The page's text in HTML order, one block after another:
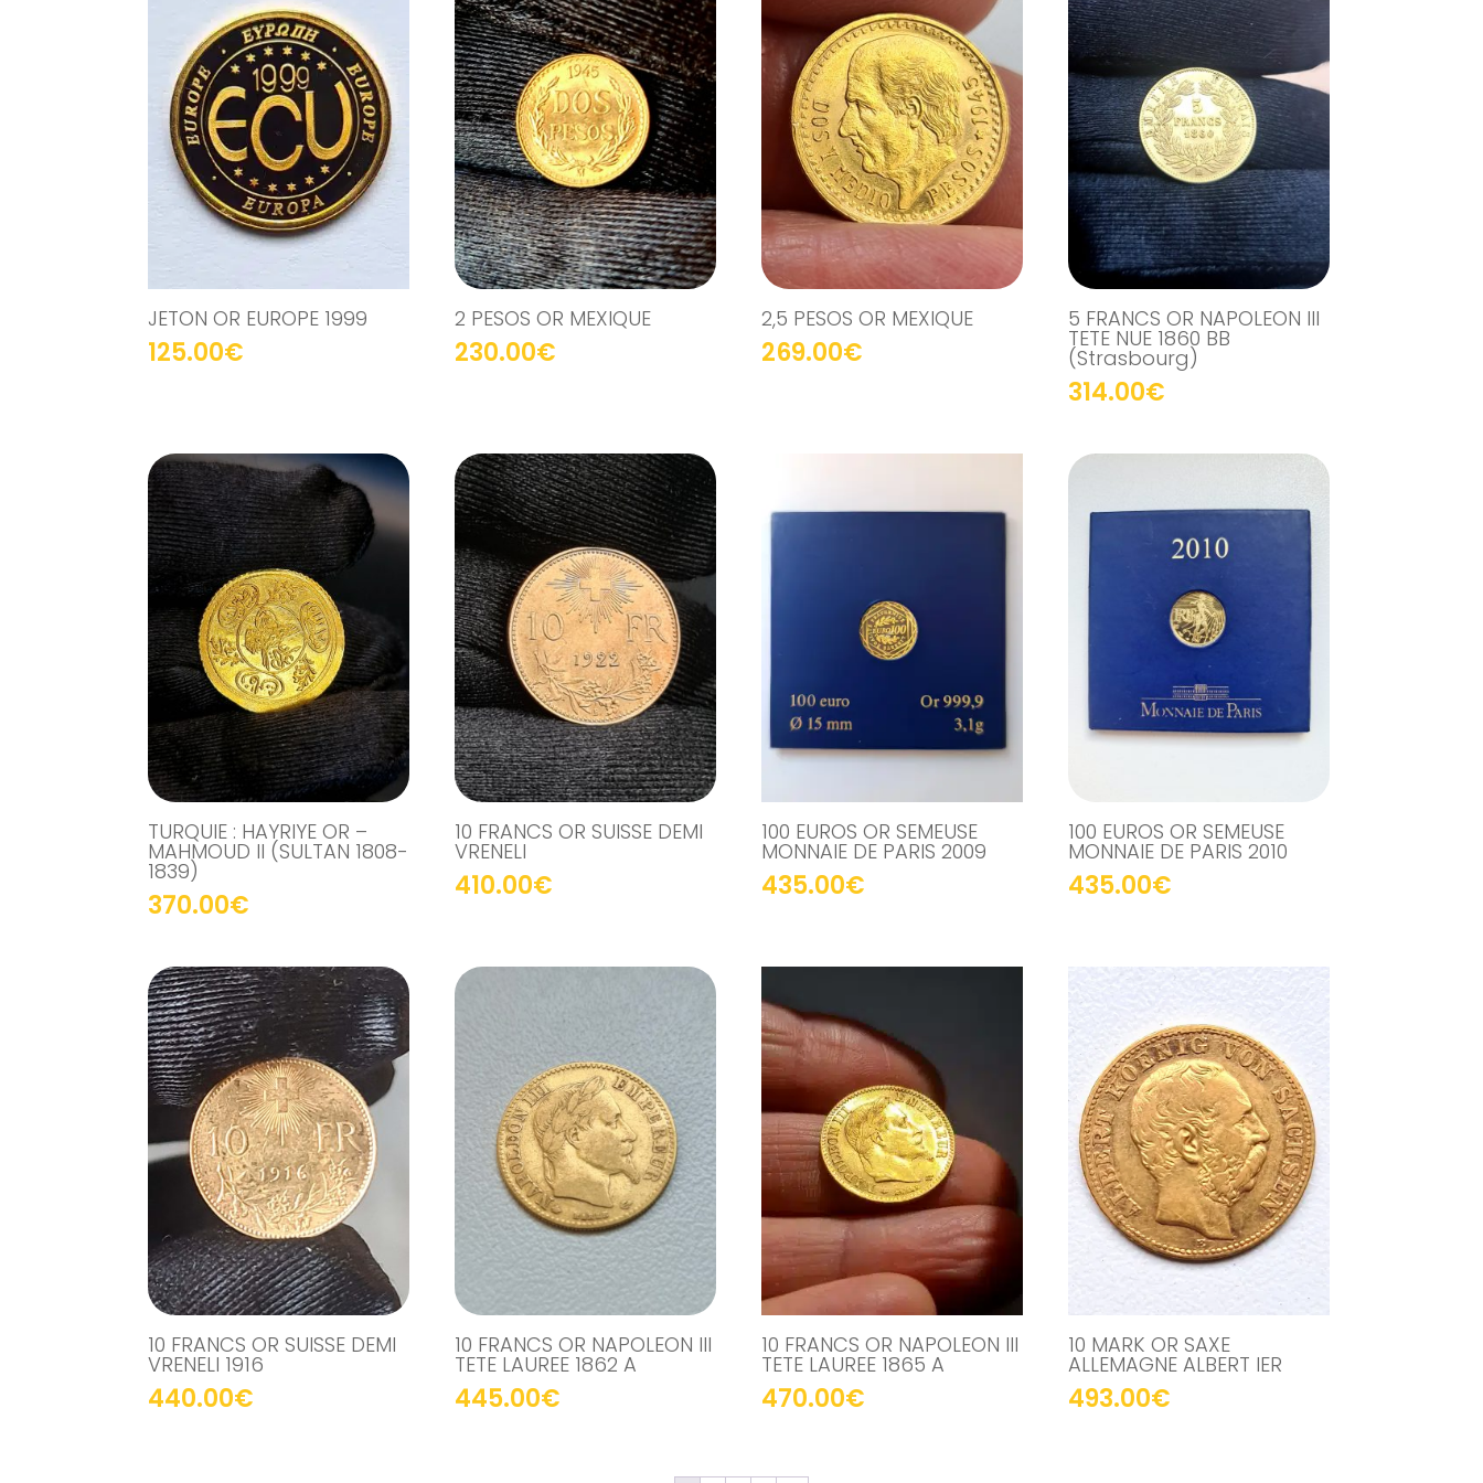
JETON OR EUROPE 1999
125.00€
2 PESOS OR MEXIQUE
230.00€
2,5 PESOS OR MEXIQUE
269.00€
5 FRANCS OR NAPOLEON III
TETE NUE 1860 BB
(Strasbourg)
314.00€
TURQUIE : HAYRIYE OR –
MAHMOUD II (SULTAN 1808-
1839)
370.00€
10 FRANCS OR SUISSE DEMI
VRENELI
410.00€
100 EUROS OR SEMEUSE
MONNAIE DE PARIS 2009
435.00€
100 EUROS OR SEMEUSE
MONNAIE DE PARIS 2010
435.00€
10 FRANCS OR SUISSE DEMI
VRENELI 1916
440.00€
10 FRANCS OR NAPOLEON III
TETE LAUREE 1862 A
445.00€
10 FRANCS OR NAPOLEON III
TETE LAUREE 1865 A
470.00€
10 MARK OR SAXE
ALLEMAGNE ALBERT IER
493.00€